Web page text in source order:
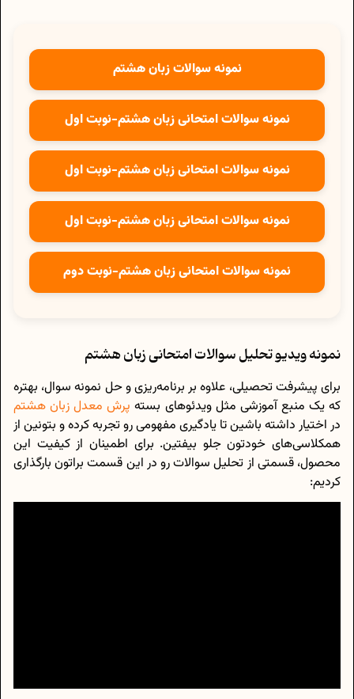
نمونه سوالات زبان هشتم
نمونه سوالات امتحانی زبان هشتم-نوبت اول
نمونه سوالات امتحانی زبان هشتم-نوبت اول
نمونه سوالات امتحانی زبان هشتم-نوبت اول
نمونه سوالات امتحانی زبان هشتم-نوبت دوم
نمونه ویدیو تحلیل سوالات امتحانی زبان هشتم
برای پیشرفت تحصیلی، علاوه بر برنامه‌ریزی و حل نمونه سوال، بهتره
که یک منبع آموزشی مثل ویدئو‌های بسته پرش معدل زبان هشتم
در اختیار داشته باشین تا یادگیری مفهومی رو تجربه کرده و بتونین از
همکلاسی‌های خودتون جلو بیفتین. برای اطمینان از کیفیت این
محصول، قسمتی از تحلیل سوالات رو در این قسمت براتون بارگذاری
کردیم: